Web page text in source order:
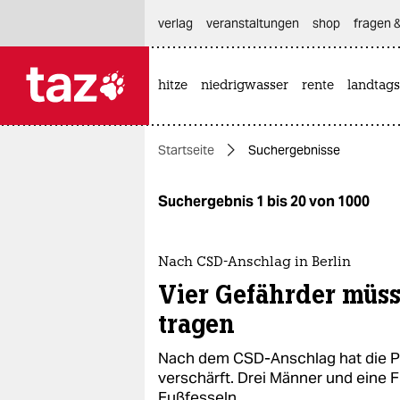
themen
politik
gesellschaft
kultur
sport
verlag
veranstaltungen shop fragen
hitze niedrigwasser rente
Startseite Suchergebnisse
Suchergebnis 1 bis 20 von 1000
Nach CSD-Anschlag in Berlin
Vier Gefährder
tragen
Nach dem CSD-Anschlag hat die
verschärft. Drei Männer und eine